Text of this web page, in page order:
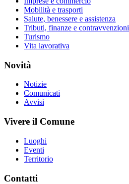
Mobilità e trasporti
Salute, benessere e assistenza
Tributi, finanze e contravvenzioni
Turismo
Vita lavorativa
Novità
Notizie
Comunicati
Avvisi
Vivere il Comune
Luoghi
Eventi
Territorio
Contatti